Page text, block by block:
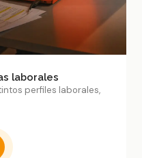
laborales
perfiles laborales,